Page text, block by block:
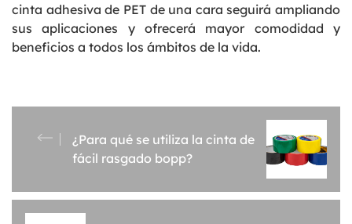
cinta adhesiva de PET de una cara seguirá ampliando
sus aplicaciones y ofrecerá mayor comodidad y
beneficios a todos los ámbitos de la vida.
¿Para qué se utiliza la cinta de
fácil rasgado bopp?